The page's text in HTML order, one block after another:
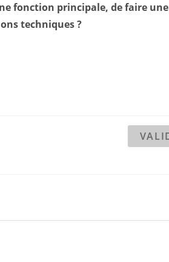
fonction principale, de faire une
techniques ?